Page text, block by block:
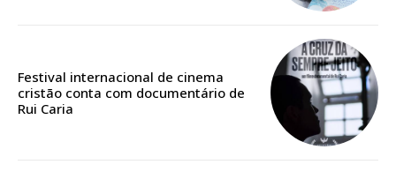
Acesso aos conteúdos Exclusivos para
assinantes
Festival internacional de cinema
cristão conta com documentário de
Rui Caria